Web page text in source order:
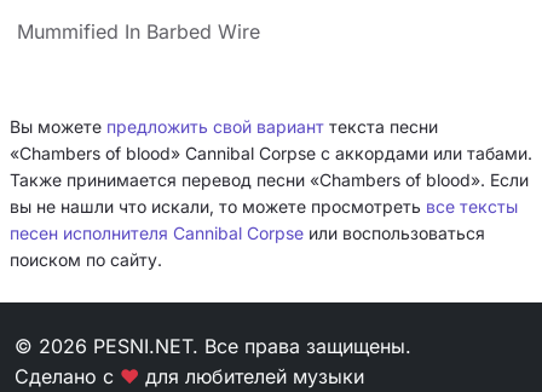
Mummified In Barbed Wire
Вы можете предложить свой вариант текста песни
«Chambers of blood» Cannibal Corpse с аккордами или табами.
Также принимается перевод песни «Chambers of blood». Если
вы не нашли что искали, то можете просмотреть все тексты
песен исполнителя Cannibal Corpse или воспользоваться
поиском по сайту.
© 2026 PESNI.NET. Все права защищены.
Сделано с ❤ для любителей музыки